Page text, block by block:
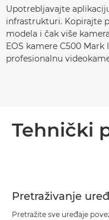
Upotrebljavajte
infrastrukturi. Kopirajte
modela i čak više
EOS kamere C500 Mark
profesionalnu
Tehnički
Pretraživanje
Pretražite sve uređaje